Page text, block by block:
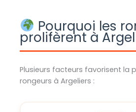
Pourquoi les
prolifèrent à
Plusieurs facteurs favorisent la
rongeurs à Argeliers :